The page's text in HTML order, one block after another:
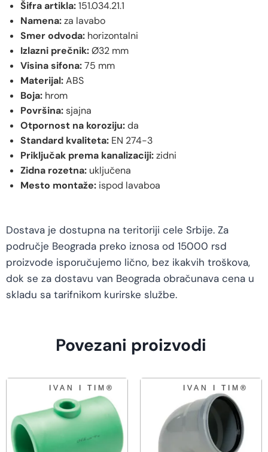
Šifra artikla:151.034.21.1
Namena:za lavabo
Smer odvoda: horizontalni
Izlazni prečnik:Ø32 mm
Visina sifona:75 mm
Materijal:ABS
Boja: hrom
Površina:sjajna
Otpornost na koroziju:da
Standard kvaliteta: EN 274-3
Priključak prema kanalizaciji:zidni
Zidna rozetna: uključena
Mesto montaže: ispod lavaboa
Dostava je dostupna na teritoriji cele Srbije. Za
područje Beograda preko iznosa od 15000 rsd
proizvode isporučujemo lično, bez ikakvih troškova,
dok se za dostavu van Beograda obračunava cena u
skladu sa tarifnikom kurirske službe.
Povezani proizvodi